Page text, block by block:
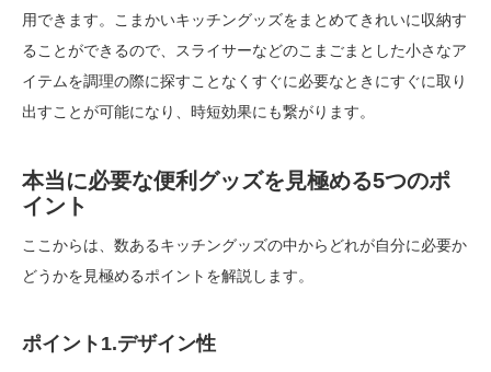
用できます。こまかいキッチングッズをまとめてきれいに収納す
ることができるので、スライサーなどのこまごまとした小さなア
イテムを調理の際に探すことなくすぐに必要なときにすぐに取り
出すことが可能になり、時短効果にも繋がります。
本当に必要な便利グッズを見極める5つのポ
イント
ここからは、数あるキッチングッズの中からどれが自分に必要か
どうかを見極めるポイントを解説します。
ポイント1.デザイン性